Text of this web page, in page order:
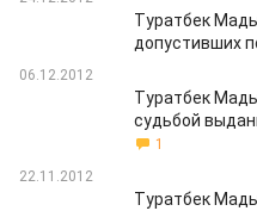
Туратбек
допустивших
06.12.2012
Туратбек
судьбой
1
22.11.2012
Туратбек